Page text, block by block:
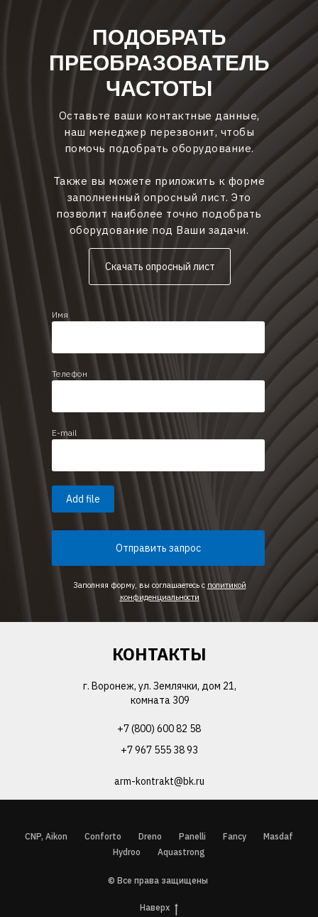
ПОДОБРАТЬ
ПРЕОБРАЗОВАТЕЛЬ
ЧАСТОТЫ
Оставьте ваши контактные данные,
наш менеджер перезвонит, чтобы
помочь подобрать оборудование.
Также вы можете приложить к форме
заполненный опросный лист. Это
позволит наиболее точно подобрать
оборудование под Ваши задачи.
Имя
Телефон
E-mail
Add file
Отправить запрос
Скачать опросный лист
Заполняя форму, вы соглашаетесь с политикой
конфиденциальности
arm-kontrakt@bk.ru
+7 (800) 600 82 58
+7 967 555 38 93
г. Воронеж, ул. Землячки, дом 21,
комната 309
КОНТАКТЫ
CNP, Aikon Conforto Dreno Panelli Fancy
Masdaf
Hydroo
Aquastrong
© Все права защищены
Наверх